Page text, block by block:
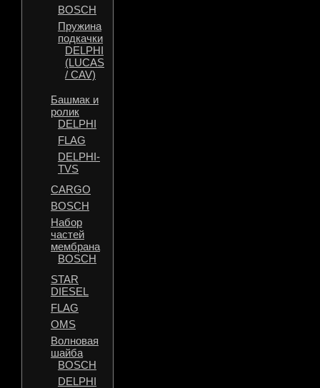
BOSCH
Пружина
подкачки
DELPHI
(LUCAS
/ CAV)
Башмак и
ролик
DELPHI
FLAG
DELPHI-
TVS
CARGO
BOSCH
Набор
частей
мембрана
BOSCH
STAR
DIESEL
FLAG
OMS
Волновая
шайба
BOSCH
DELPHI